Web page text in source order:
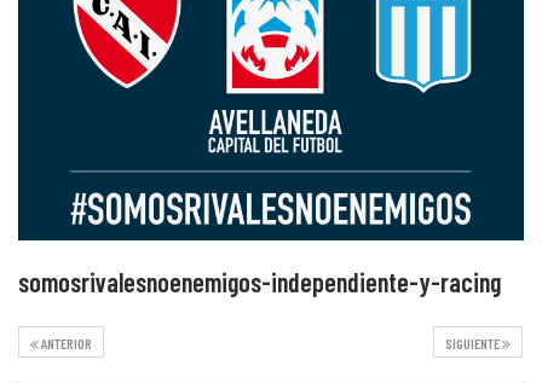
somosrivalesnoenemigos-independiente-y-racing
SIGUIENTE
ANTERIOR